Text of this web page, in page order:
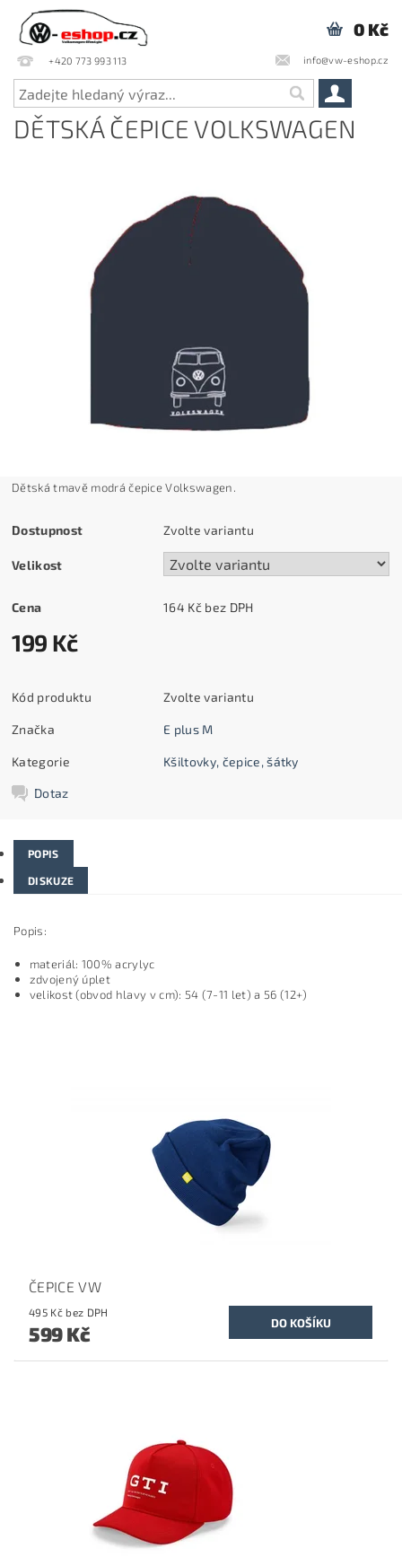
+420 773 993 113 info@vw-eshop.cz
0 Kč
DĚTSKÁ ČEPICE VOLKSWAGEN
Dětská tmavě modrá čepice Volkswagen.
Dostupnost Zvolte variantu
Velikost
Cena 164 Kč bez DPH
199 Kč
Kód produktu Zvolte variantu
Značka E plus M
Kategorie Kšiltovky, čepice, šátky
Dotaz
POPIS
DISKUZE
Popis:
materiál: 100% acrylyc
zdvojený úplet
velikost (obvod hlavy v cm): 54 (7-11 let) a 56 (12+)
ČEPICE VW
495 Kč bez DPH
599 Kč